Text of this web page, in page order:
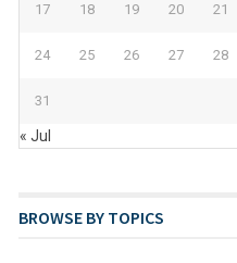
17 18 19 20 21
24 25 26 27 28
31
« Jul
BROWSE BY TOPICS